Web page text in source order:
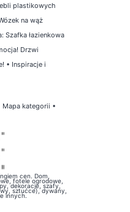
plastikowych
na wąż
Szafka łazienkowa
Drzwi
• Inspiracje i
Mapa kategorii •
cen. Dom,
fotele ogrodowe,
dekoracje, szafy,
sztućce), dywany,
innych.